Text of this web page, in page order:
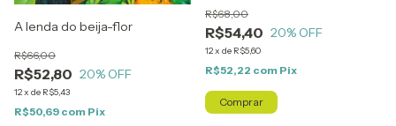
A lenda do beija-flor
R$52,80
R$66,00
20% OFF
12x de R$5,43
R$50,69 com Pix
R$54,40
R$68,00
20% OFF
12x de R$5,60
R$52,22 com Pix